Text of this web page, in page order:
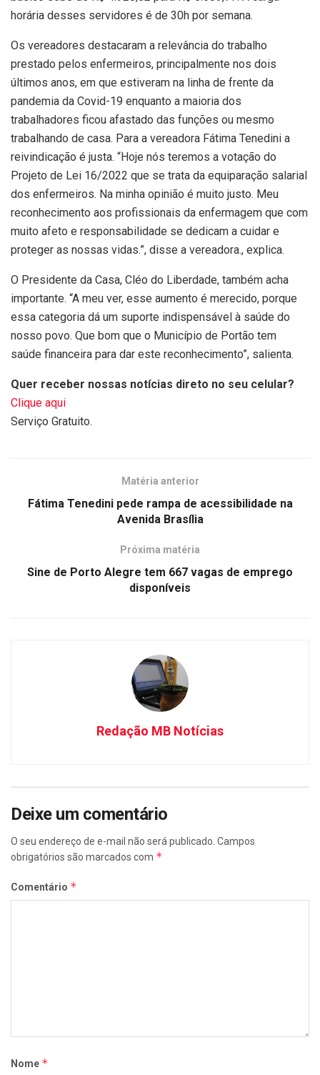
horária desses servidores é de 30h por semana.
Os vereadores destacaram a relevância do trabalho
prestado pelos enfermeiros, principalmente nos dois
últimos anos, em que estiveram na linha de frente da
pandemia da Covid-19 enquanto a maioria dos
trabalhadores ficou afastado das funções ou mesmo
trabalhando de casa. Para a vereadora Fátima Tenedini a
reivindicação é justa. “Hoje nós teremos a votação do
Projeto de Lei 16/2022 que se trata da equiparação salarial
dos enfermeiros. Na minha opinião é muito justo. Meu
reconhecimento aos profissionais da enfermagem que com
muito afeto e responsabilidade se dedicam a cuidar e
proteger as nossas vidas.”, disse a vereadora., explica.
O Presidente da Casa, Cléo do Liberdade, também acha
importante. “A meu ver, esse aumento é merecido, porque
essa categoria dá um suporte indispensável à saúde do
nosso povo. Que bom que o Município de Portão tem
saúde financeira para dar este reconhecimento”, salienta.
Quer receber nossas notícias direto no seu celular?
Clique aqui
Serviço Gratuito.
Matéria anterior
Fátima Tenedini pede rampa de acessibilidade na
Avenida Brasília
Próxima matéria
Sine de Porto Alegre tem 667 vagas de emprego
disponíveis
Redação MB Notícias
Deixe um comentário
O seu endereço de e-mail não será publicado. Campos
obrigatórios são marcados com *
Comentário *
Nome *